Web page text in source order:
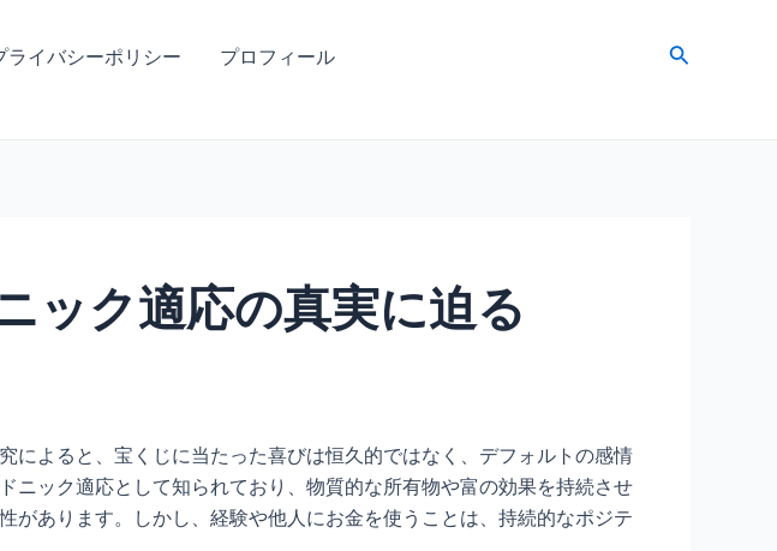
ライバシーポリシー プロフィール
検
ック適応の真実に迫る
よると、宝くじに当たった喜びは恒久的ではなく、デフォルトの感情
ック適応として知られており、物質的な所有物や富の効果を持続させ
あります。しかし、経験や他人にお金を使うことは、持続的なポジテ